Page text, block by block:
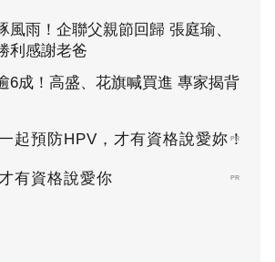
風雨！企聯父親節回歸 張庭瑜、
利感謝老爸
6成！高盛、花旗喊買進 專家揭背
起預防HPV，才有資格說愛妳！
PR
有資格說愛你 PR